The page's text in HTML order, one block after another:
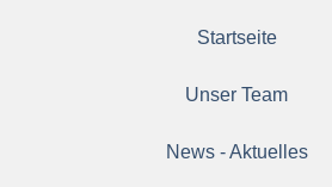
Startseite
Unser Team
News - Aktuelles